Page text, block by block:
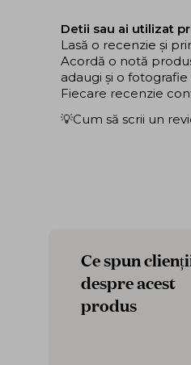
Detii sau ai utilizat
Lasă o recenzie și
Acordă o notă
adaugi și o
Fiecare recenzie
💡Cum să scrii un
Ce spun
despre acest
produs